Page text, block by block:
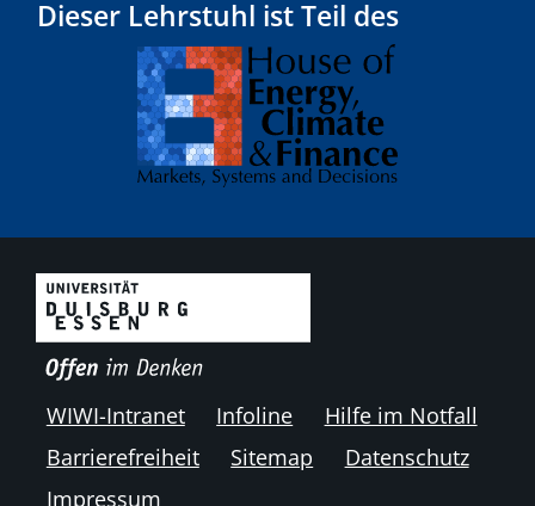
Dieser Lehrstuhl ist Teil des
WIWI-Intranet Infoline
Hilfe im Notfall
Barrierefreiheit
Sitemap
Datenschutz
Impressum